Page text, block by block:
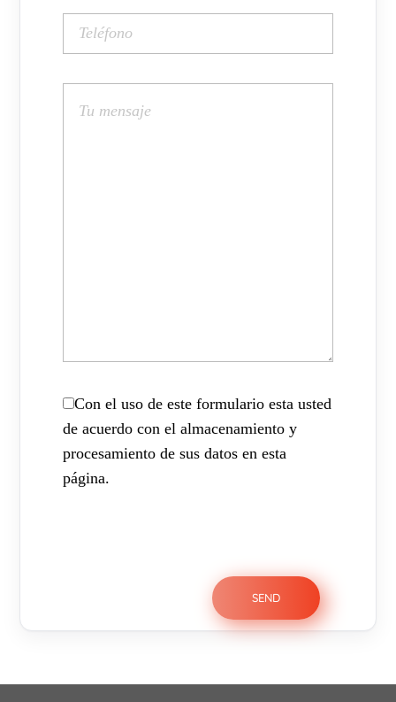
Con el uso de este formulario esta usted
de acuerdo con el almacenamiento y
procesamiento de sus datos en esta
página.